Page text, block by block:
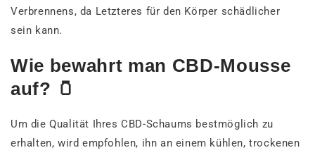
Verbrennens, da Letzteres für den Körper schädlicher
sein kann.
Wie bewahrt man CBD-Mousse
auf? 🫙
Um die Qualität Ihres CBD-Schaums bestmöglich zu
erhalten, wird empfohlen, ihn an einem kühlen, trockenen